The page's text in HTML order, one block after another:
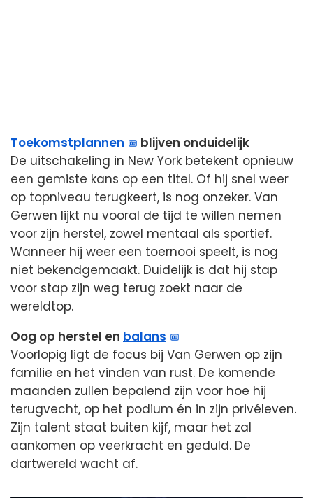
Toekomstplannen
blijven onduidelijk
De uitschakeling in New York betekent opnieuw
een gemiste kans op een titel. Of hij snel weer
op topniveau terugkeert, is nog onzeker. Van
Gerwen lijkt nu vooral de tijd te willen nemen
voor zijn herstel, zowel mentaal als sportief.
Wanneer hij weer een toernooi speelt, is nog
niet bekendgemaakt. Duidelijk is dat hij stap
voor stap zijn weg terug zoekt naar de
wereldtop.
Oog op herstel en balans
Voorlopig ligt de focus bij Van Gerwen op zijn
familie en het vinden van rust. De komende
maanden zullen bepalend zijn voor hoe hij
terugvecht, op het podium én in zijn privéleven.
Zijn talent staat buiten kijf, maar het zal
aankomen op veerkracht en geduld. De
dartwereld wacht af.